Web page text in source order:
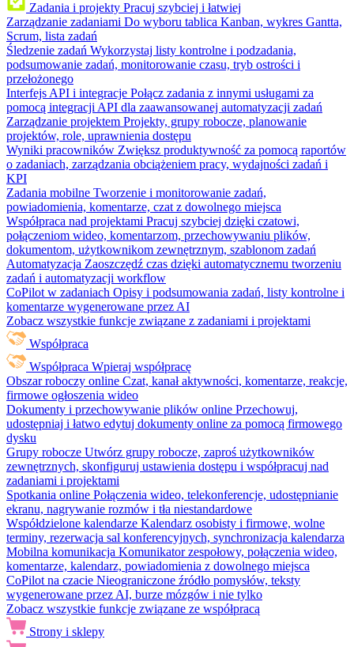
Zadania i projekty Pracuj szybciej i łatwiej
Zarządzanie zadaniami Do wyboru tablica Kanban, wykres Gantta,
Scrum, lista zadań
Śledzenie zadań Wykorzystaj listy kontrolne i podzadania,
podsumowanie zadań, monitorowanie czasu, tryb ostrości i
przełożonego
Interfejs API i integracje Połącz zadania z innymi usługami za
pomocą integracji API dla zaawansowanej automatyzacji zadań
Zarządzanie projektem Projekty, grupy robocze, planowanie
projektów, role, uprawnienia dostępu
Wyniki pracowników Zwiększ produktywność za pomocą raportów
o zadaniach, zarządzania obciążeniem pracy, wydajności zadań i
KPI
Zadania mobilne Tworzenie i monitorowanie zadań,
powiadomienia, komentarze, czat z dowolnego miejsca
Współpraca nad projektami Pracuj szybciej dzięki czatowi,
połączeniom wideo, komentarzom, przechowywaniu plików,
dokumentom, użytkownikom zewnętrznym, szablonom zadań
Automatyzacja Zaoszczędź czas dzięki automatycznemu tworzeniu
zadań i automatyzacji workflow
CoPilot w zadaniach Opisy i podsumowania zadań, listy kontrolne i
komentarze wygenerowane przez AI
Zobacz wszystkie funkcje związane z zadaniami i projektami
Współpraca
Współpraca Wpieraj współpracę
Obszar roboczy online Czat, kanał aktywności, komentarze, reakcje,
firmowe ogłoszenia wideo
Dokumenty i przechowywanie plików online Przechowuj,
udostępniaj i łatwo edytuj dokumenty online za pomocą firmowego
dysku
Grupy robocze Utwórz grupy robocze, zaproś użytkowników
zewnętrznych, skonfiguruj ustawienia dostępu i współpracuj nad
zadaniami i projektami
Spotkania online Połączenia wideo, telekonferencje, udostępnianie
ekranu, nagrywanie rozmów i tła niestandardowe
Współdzielone kalendarze Kalendarz osobisty i firmowe, wolne
terminy, rezerwacja sal konferencyjnych, synchronizacja kalendarza
Mobilna komunikacja Komunikator zespołowy, połączenia wideo,
komentarze, kalendarz, powiadomienia z dowolnego miejsca
CoPilot na czacie Nieograniczone źródło pomysłów, teksty
wygenerowane przez AI, burze mózgów i nie tylko
Zobacz wszystkie funkcje związane ze współpracą
Strony i sklepy